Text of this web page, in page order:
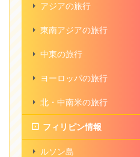
アジアの旅行
東南アジアの旅行
中東の旅行
ヨーロッパの旅行
北・中南米の旅行
フィリピン情報
ルソン島